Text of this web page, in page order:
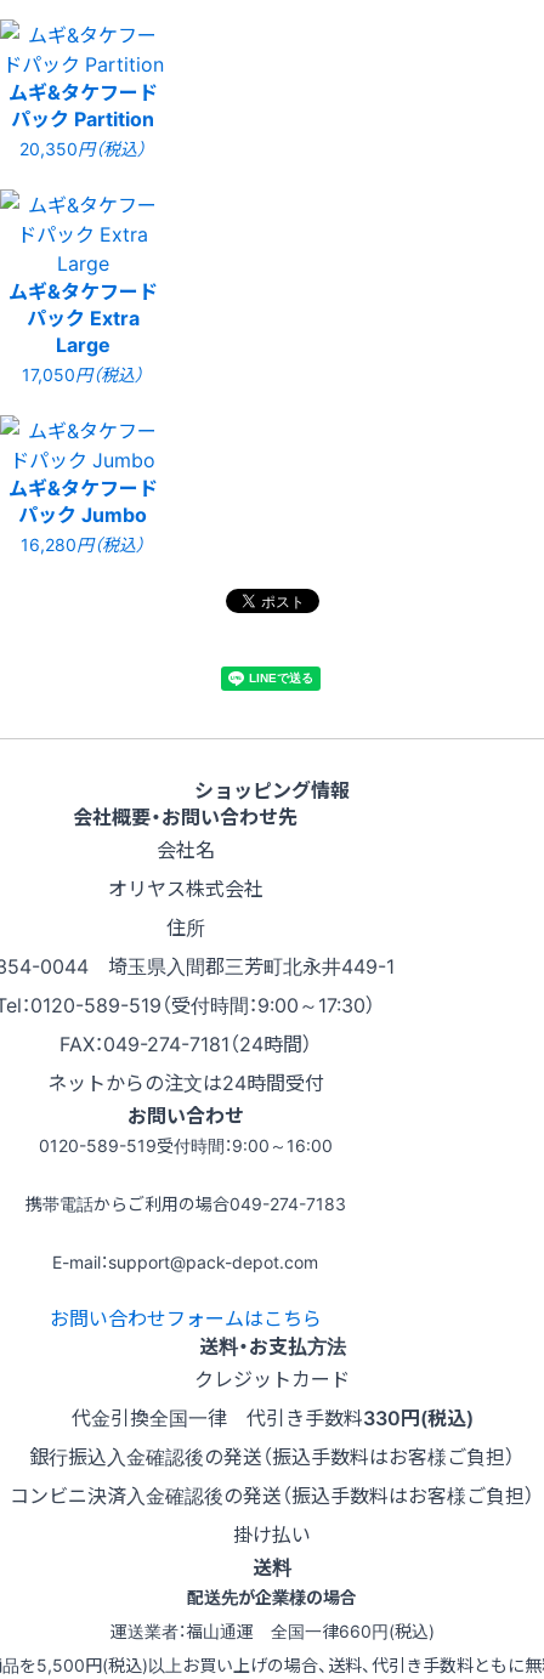
ムギ&タケフード
パック Partition
20,350円（税込）
ムギ&タケフード
パック Extra
Large
17,050円（税込）
ムギ&タケフード
パック Jumbo
16,280円（税込）
ショッピング情報
会社概要・お問い合わせ先
会社名
オリヤス株式会社
住所
0044 埼玉県入間郡三芳町北永井449-1
：0120-589-519（受付時間：9:00～17:30）
FAX：049-274-7181（24時間）
ネットからの注文は24時間受付
お問い合わせ
0120-589-519受付時間：9:00～16:00
携帯電話からご利用の場合049-274-7183
E-mail：support@pack-depot.com
お問い合わせフォームはこちら
送料・お支払方法
クレジットカード
代金引換全国一律 代引き手数料330円(税込)
銀行振込入金確認後の発送（振込手数料はお客様ご負担）
コンビニ決済入金確認後の発送（振込手数料はお客様ご負担）
掛け払い
送料
配送先が企業様の場合
運送業者：福山通運 全国一律660円(税込)
品を5,500円(税込)以上お買い上げの場合、送料、代引き手数料ともに無